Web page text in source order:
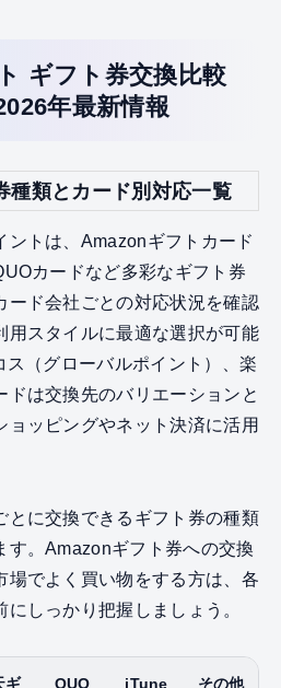
ギフト券交換比較
年最新情報
種類とカード別対応一覧
ントは、Amazonギフトカード
カードなど多彩なギフト券
ード会社ごとの対応状況を確認
用スタイルに最適な選択が可能
（グローバルポイント）、楽
ドは交換先のバリエーションと
ョッピングやネット決済に活用
とに交換できるギフト券の種類
す。Amazonギフト券への交換
場でよく買い物をする方は、各
しっかり把握しましょう。
ギ QUO iTune その他